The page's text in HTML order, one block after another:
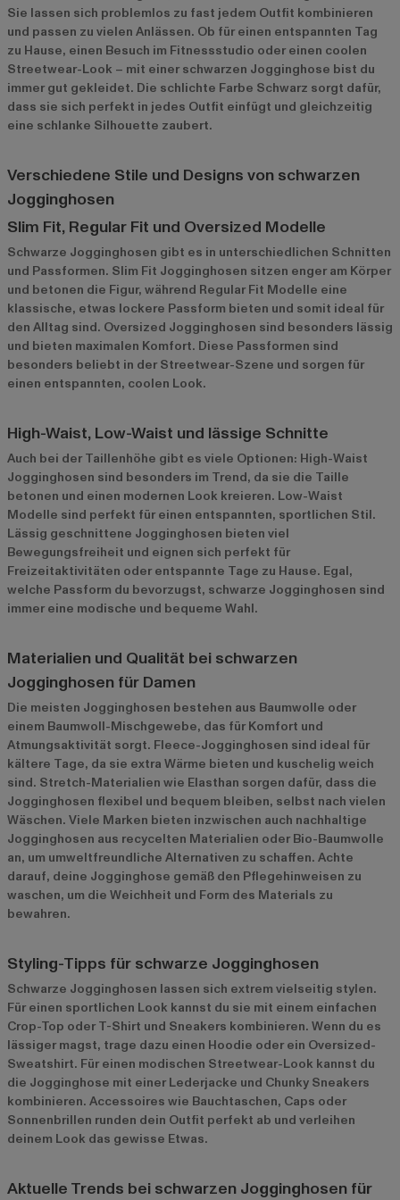
Sie lassen sich problemlos zu fast jedem Outfit kombinieren
und passen zu vielen Anlässen. Ob für einen entspannten Tag
zu Hause, einen Besuch im Fitnessstudio oder einen coolen
Streetwear-Look – mit einer schwarzen Jogginghose bist du
immer gut gekleidet. Die schlichte Farbe Schwarz sorgt dafür,
dass sie sich perfekt in jedes Outfit einfügt und gleichzeitig
eine schlanke Silhouette zaubert.
Verschiedene Stile und Designs von schwarzen
Jogginghosen
Slim Fit, Regular Fit und Oversized Modelle
Schwarze Jogginghosen gibt es in unterschiedlichen Schnitten
und Passformen. Slim Fit Jogginghosen sitzen enger am Körper
und betonen die Figur, während Regular Fit Modelle eine
klassische, etwas lockere Passform bieten und somit ideal für
den Alltag sind. Oversized Jogginghosen sind besonders lässig
und bieten maximalen Komfort. Diese Passformen sind
besonders beliebt in der Streetwear-Szene und sorgen für
einen entspannten, coolen Look.
High-Waist, Low-Waist und lässige Schnitte
Auch bei der Taillenhöhe gibt es viele Optionen: High-Waist
Jogginghosen sind besonders im Trend, da sie die Taille
betonen und einen modernen Look kreieren. Low-Waist
Modelle sind perfekt für einen entspannten, sportlichen Stil.
Lässig geschnittene Jogginghosen bieten viel
Bewegungsfreiheit und eignen sich perfekt für
Freizeitaktivitäten oder entspannte Tage zu Hause. Egal,
welche Passform du bevorzugst, schwarze Jogginghosen sind
immer eine modische und bequeme Wahl.
Materialien und Qualität bei schwarzen
Jogginghosen für Damen
Die meisten Jogginghosen bestehen aus Baumwolle oder
einem Baumwoll-Mischgewebe, das für Komfort und
Atmungsaktivität sorgt. Fleece-Jogginghosen sind ideal für
kältere Tage, da sie extra Wärme bieten und kuschelig weich
sind. Stretch-Materialien wie Elasthan sorgen dafür, dass die
Jogginghosen flexibel und bequem bleiben, selbst nach vielen
Wäschen. Viele Marken bieten inzwischen auch nachhaltige
Jogginghosen aus recycelten Materialien oder Bio-Baumwolle
an, um umweltfreundliche Alternativen zu schaffen. Achte
darauf, deine Jogginghose gemäß den Pflegehinweisen zu
waschen, um die Weichheit und Form des Materials zu
bewahren.
Styling-Tipps für schwarze Jogginghosen
Schwarze Jogginghosen lassen sich extrem vielseitig stylen.
Für einen sportlichen Look kannst du sie mit einem einfachen
Crop-Top oder T-Shirt und Sneakers kombinieren. Wenn du es
lässiger magst, trage dazu einen Hoodie oder ein Oversized-
Sweatshirt. Für einen modischen Streetwear-Look kannst du
die Jogginghose mit einer Lederjacke und Chunky Sneakers
kombinieren. Accessoires wie Bauchtaschen, Caps oder
Sonnenbrillen runden dein Outfit perfekt ab und verleihen
deinem Look das gewisse Etwas.
Aktuelle Trends bei schwarzen Jogginghosen für